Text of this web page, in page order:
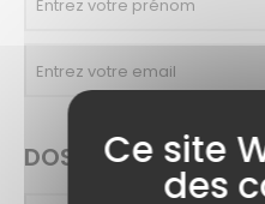
Entrez votre prénom
Entrez votre email
DOSSIER